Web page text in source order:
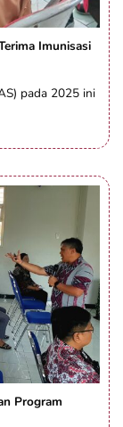
Imunisasi
pada 2025 ini
Program